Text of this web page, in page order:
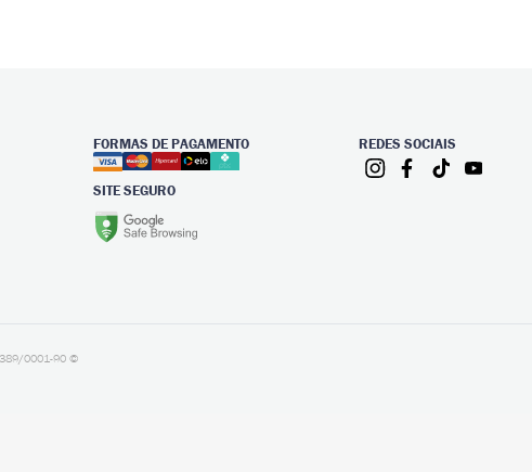
FORMAS DE PAGAMENTO
SITE SEGURO
REDES SOCIAIS
0001-90 ©